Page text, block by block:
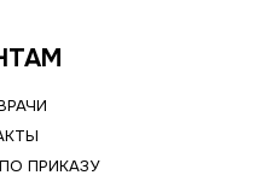
ПРИКАЗУ